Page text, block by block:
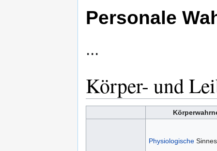
Personale
...
Körper- und
Physiologische